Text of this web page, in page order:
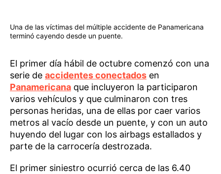
Una de las víctimas del múltiple accidente de Panamericana
terminó cayendo desde un puente.
El primer día hábil de octubre comenzó con una
serie de accidentes conectados en
Panamericana que incluyeron la participaron
varios vehículos y que culminaron con tres
personas heridas, una de ellas por caer varios
metros al vacío desde un puente, y con un auto
huyendo del lugar con los airbags estallados y
parte de la carrocería destrozada.
El primer siniestro ocurrió cerca de las 6.40